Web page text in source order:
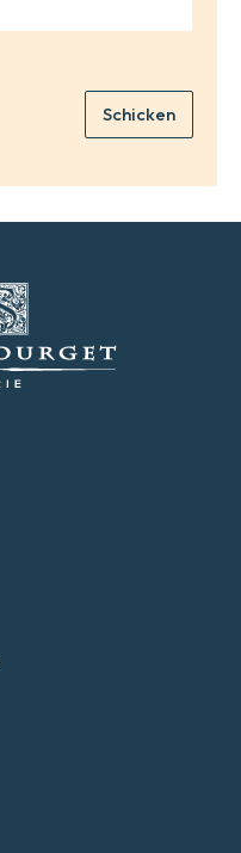
Schicken